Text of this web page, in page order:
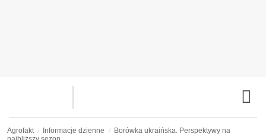
Agrofakt Informacje dzienne
Borówka ukraińska. Perspektywy na